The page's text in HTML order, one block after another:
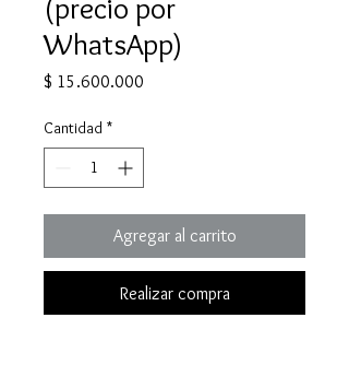
(precio por
WhatsApp)
$ 15.600.000
Cantidad *
Agregar al carrito
Realizar compra